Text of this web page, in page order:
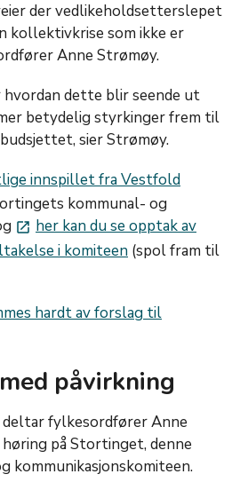
der vedlikeholdsetterslepet
kollektivkrise som ikke er
Anne Strømøy.
dette blir seende ut
betydelig styrkinger frem til
sier Strømøy.
innspillet fra Vestfold
kommunal- og
launch her kan du se opptak av
i komiteen (spol fram til
hardt av forslag til
påvirkning
deltar fylkesordfører Anne
på Stortinget, denne
kommunikasjonskomiteen.